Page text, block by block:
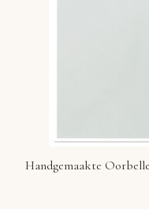
Handgemaakte